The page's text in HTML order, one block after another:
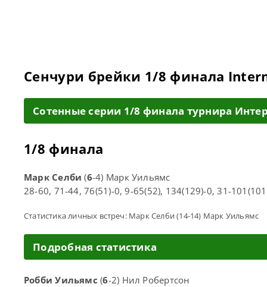
Сенчури брейки 1/8 финала
Cотенные серии 1/8 финала турнира
1/8 финала
Марк Селби (6-4) Марк Уильямс
28-60, 71-44, 76(51)-0, 9-65(52), 134(129)-0, 31-
Статистика личных встреч: Марк Селби (14-14) Марк Уильямс
Подробная статистика
Робби Уильямс (6-2) Нил Робертсон